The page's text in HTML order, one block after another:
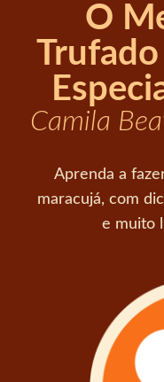
O
Camila
Aprenda a
maracujá, com
e muito